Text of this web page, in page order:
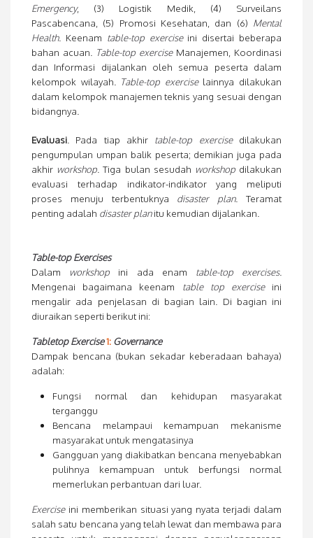
Emergency, (3) Logistik Medik, (4) Surveilans
Pascabencana, (5) Promosi Kesehatan, dan (6) Mental
Health. Keenam table-top exerciseini disertai beberapa
bahan acuan.
Table-top exerciseManajemen, Koordinasi
dan Informasi dijalankan oleh semua peserta dalam
kelompok wilayah.
Table-top exerciselainnya dilakukan
dalam kelompok manajemen teknis yang sesuai dengan
bidangnya.
Evaluasi . Pada tiap akhir table-top exercisedilakukan
pengumpulan umpan balik peserta; demikian juga pada
akhir workshop . Tiga bulan sesudah workshopdilakukan
evaluasi terhadap indikator-indikator yang meliputi
proses menuju terbentuknya disaster plan. Teramat
penting adalah disaster planitu kemudian dijalankan.
Table-top Exercises
Dalam
workshop ini ada enam table-top exercises.
Mengenai bagaimana keenam table top exerciseini
mengalir ada penjelasan di bagian lain. Di bagian ini
diuraikan seperti berikut ini:
Tabletop Exercise1: Governance
Dampak bencana (bukan sekadar keberadaan bahaya)
adalah:
Fungsi normal dan kehidupan masyarakat
terganggu
Bencana melampaui kemampuan mekanisme
masyarakat untuk mengatasinya
Gangguan yang diakibatkan bencana menyebabkan
pulihnya kemampuan untuk berfungsi normal
memerlukan perbantuan dari luar.
Exerciseini memberikan situasi yang nyata terjadi dalam
salah satu bencana yang telah lewat dan membawa para